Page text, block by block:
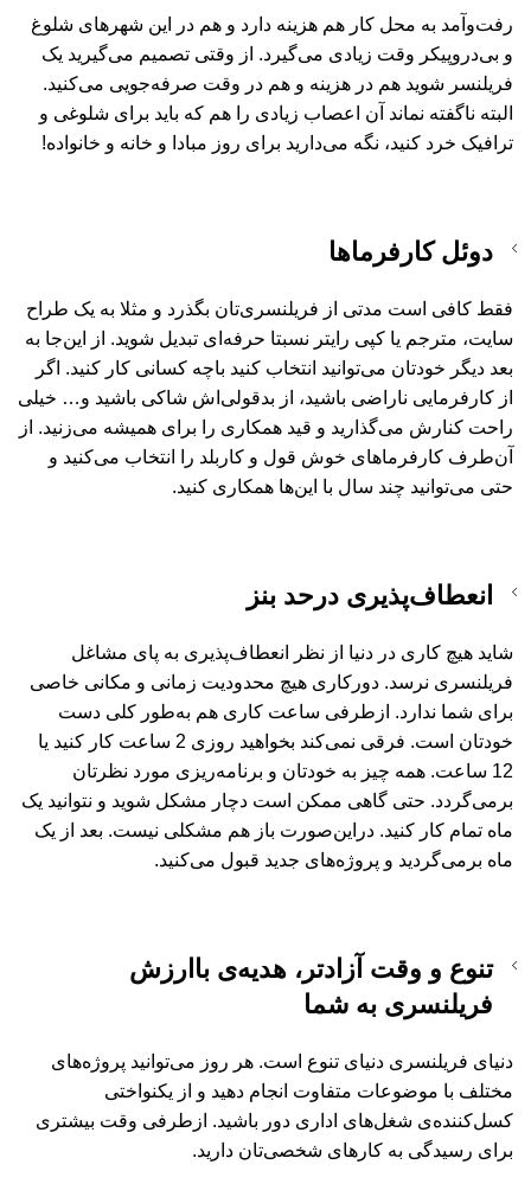
رفت‌وآمد به محل کار هم هزینه دارد و هم در این شهرهای شلوغ
و بی‌دروپیکر وقت زیادی می‌گیرد. از وقتی تصمیم می‌گیرید یک
فریلنسر شوید هم در هزینه و هم در وقت صرفه‌جویی می‌کنید.
البته ناگفته نماند آن اعصاب زیادی را هم که باید برای شلوغی و
ترافیک خرد کنید، نگه می‌دارید برای روز مبادا و خانه و خانواده!
دوئل کارفرماها
فقط کافی است مدتی از فریلنسری‌تان بگذرد و مثلا به یک طراح
سایت، مترجم یا کپی رایتر نسبتا حرفه‌ای تبدیل شوید. از این‌جا به
بعد دیگر خودتان می‌توانید انتخاب کنید باچه کسانی کار کنید. اگر
از کارفرمایی ناراضی باشید، از بدقولی‌اش شاکی باشید و… خیلی
راحت کنارش می‌گذارید و قید همکاری را برای همیشه می‌زنید. از
آن‌طرف کارفرماهای خوش قول و کاربلد را انتخاب می‌کنید و
حتی می‌توانید چند سال با این‌ها همکاری کنید.
انعطاف‌پذیری درحد بنز
شاید هیچ کاری در دنیا از نظر انعطاف‌پذیری به پای مشاغل
فریلنسری نرسد. دورکاری هیچ محدودیت زمانی و مکانی خاصی
برای شما ندارد. ازطرفی ساعت کاری هم به‌طور کلی دست
خودتان است. فرقی نمی‌کند بخواهید روزی 2 ساعت کار کنید یا
12 ساعت. همه چیز به خودتان و برنامه‌ریزی مورد نظرتان
برمی‌گردد. حتی گاهی ممکن است دچار مشکل شوید و نتوانید یک
ماه تمام کار کنید. دراین‌صورت باز هم مشکلی نیست. بعد از یک
ماه برمی‌گردید و پروژه‌های جدید قبول می‌کنید.
تنوع و وقت آزادتر، هدیه‌ی باارزش
فریلنسری به شما
دنیای فریلنسری دنیای تنوع است. هر روز می‌توانید پروژه‌های
مختلف با موضوعات متفاوت انجام دهید و از یکنواختی
کسل‌کننده‌ی شغل‌های اداری دور باشید. ازطرفی وقت بیشتری
برای رسیدگی به کارهای شخصی‌تان دارید.